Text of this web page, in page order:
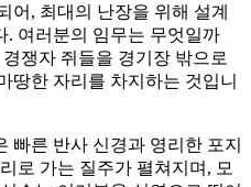
어, 최대의 난장을 위해 설계
. 여러분의 임무는 무엇일까
쟁자 쥐들을 경기장 밖으로
땅한 자리를 차지하는 것입니
빠른 반사 신경과 영리한 포지
로 가는 질주가 펼쳐지며, 모